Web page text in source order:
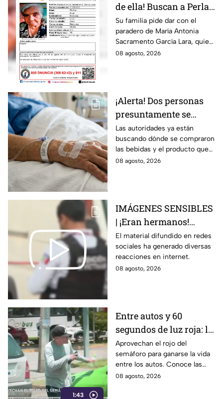
de ella! Buscan a Perla
Alejandra Martín del
Campo Medina,
desaparecida en
Guanajuato
Su familia pide dar con el
paradero de María Antonia
Sacramento García Lara, quien
fue vista por última vez el 4 de
08 agosto, 2026
¡Alerta! Dos personas
presuntamente se
encuentran delicadas
por ingerir bebidas
alcohólicas
adulteradas en Celaya:
Las autoridades ya están
buscando dónde se compraron
las bebidas y el producto que
causó la intoxicación.
08 agosto, 2026
IMÁGENES SENSIBLES
| ¡Eran hermanos!
Captan brut4l agresión
contra un hombre que
perdió la vid4
El material difundido en redes
sociales ha generado diversas
reacciones en internet.
08 agosto, 2026
1:43
Entre autos y 60
segundos de luz roja: la
historia de quienes
trabajan en el semáforo
Aprovechan el rojo del
semáforo para ganarse la vida
entre los autos. Conoce las
historias, retos y la rutina
08 agosto, 2026